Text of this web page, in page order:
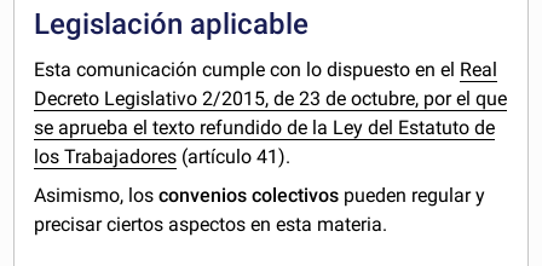
Legislación aplicable
Esta comunicación cumple con lo dispuesto en el Real
Decreto Legislativo 2/2015, de 23 de octubre, por el que
se aprueba el texto refundido de la Ley del Estatuto de
los Trabajadores (artículo 41).
Asimismo, losconvenios colectivos pueden regular y
precisar ciertos aspectos en esta materia.